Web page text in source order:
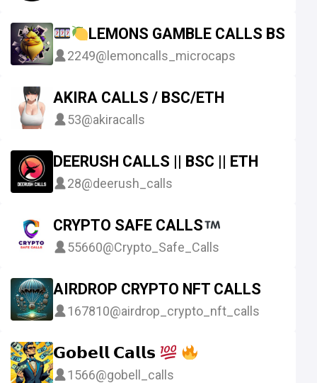
LEMONS GAMBLE CALLS
2249@lemoncalls_microcaps
AKIRA CALLS / BSC/ETH
53@akiracalls
DEERUSH CALLS || BSC || ETH
28@deerush_calls
CRYPTO SAFE CALLS
55660@Crypto_Safe_Calls
AIRDROP CRYPTO NFT CALLS
167810@airdrop_crypto_nft_calls
𝗚𝗼𝗯𝗲𝗹𝗹 𝗖𝗮𝗹𝗹𝘀
1566@gobell_calls